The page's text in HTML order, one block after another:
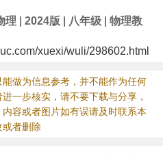
理 2024版 八年级| 物理教
xuexi/wuli/298602.html
做为信息参考，并不能作为任何
一步核实，请不要下载与分享，
容或者图片如有误请及时联系本
者删除